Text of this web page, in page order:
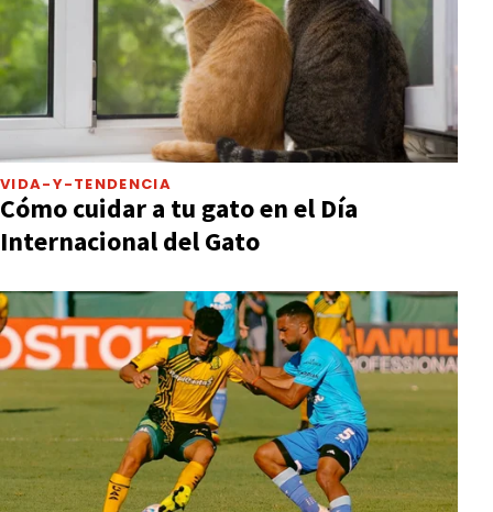
VIDA-Y-TENDENCIA
Cómo cuidar a tu gato en el Día
Internacional del Gato